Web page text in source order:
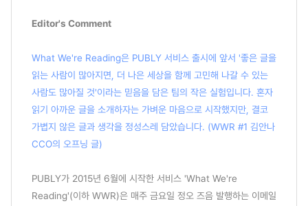
Editor's Comment
What We're Reading은 PUBLY 서비스 출시에 앞서 '좋은 글을
읽는 사람이 많아지면, 더 나은 세상을 함께 고민해 나갈 수 있는
사람도 많아질 것'이라는 믿음을 담은 팀의 작은 실험입니다. 혼자
읽기 아까운 글을 소개하자는 가벼운 마음으로 시작했지만, 결코
가볍지 않은 글과 생각을 정성스레 담았습니다. (WWR #1 김안나
CCO의 오프닝 글)
PUBLY가 2015년 6월에 시작한 서비스 'What We're
Reading'(이하 WWR)은 매주 금요일 정오 즈음 발행하는 이메일